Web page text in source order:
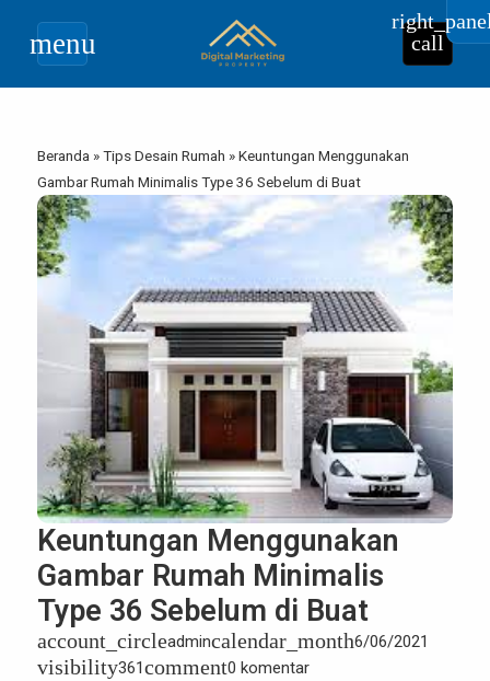
menu call
Beranda »Tips Desain Rumah »Keuntungan Menggunakan
Gambar Rumah Minimalis Type 36 Sebelum di Buat
Keuntungan Menggunakan
Gambar Rumah Minimalis
Type 36 Sebelum di Buat
account_circleadmincalendar_month6/06/2021
visibility361comment0 komentar